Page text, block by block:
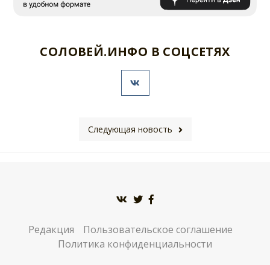
СОЛОВЕЙ.ИНФО В СОЦСЕТЯХ
Следующая новость
Редакция
Пользовательское соглашение
Политика конфиденциальности